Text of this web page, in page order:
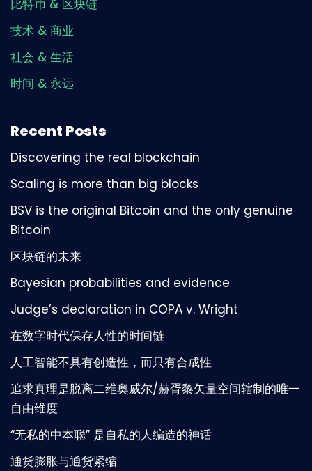
比特币 & 区块链
技术 & 商业
社会 & 生活
时间 & 永远
Recent Posts
Discovering the real blockchain
Scaling is more than big blocks
BSV is the original Bitcoin and the only genuine
Bitcoin
区块链的未来
Bayesian probabilities and evidence
Judge’s declaration in COPA v. Wright
在数字时代保存人性的时间链
人工智能不具有创造性，而只有合成性
追求真理是脱离二维奥威尔/赫胥黎矢量空间辖制的唯一
自由维度
“无私的中本聪” 是自私的人编造的神话
通货膨胀与通货紧缩